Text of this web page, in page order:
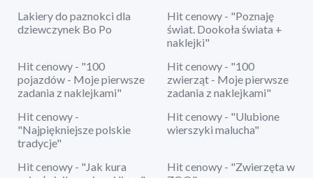
Lakiery do paznokci dla
dziewczynek Bo Po
Hit cenowy - "Poznaję
świat. Dookoła świata +
naklejki"
Hit cenowy - "100
pojazdów - Moje pierwsze
zadania z naklejkami"
Hit cenowy - "100
zwierząt - Moje pierwsze
zadania z naklejkami"
Hit cenowy -
"Najpiękniejsze polskie
tradycje"
Hit cenowy - "Ulubione
wierszyki malucha"
Hit cenowy - "Jak kura
Hit cenowy - "Zwierzęta w